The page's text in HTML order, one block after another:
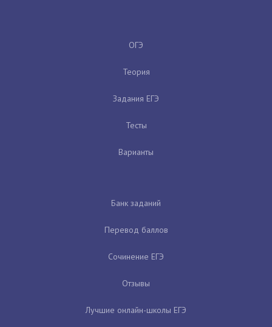
ОГЭ
Теория
Задания ЕГЭ
Тесты
Варианты
Банк заданий
Перевод баллов
Сочинение ЕГЭ
Отзывы
Лучшие онлайн-школы ЕГЭ